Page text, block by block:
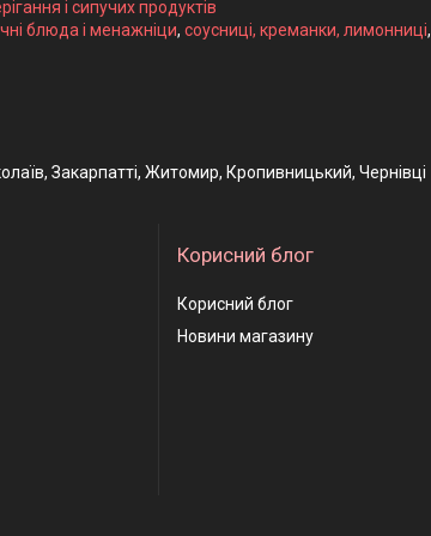
і сипучих продуктів
блюда і менажніци, соусниці, креманки, лимонниці,
Закарпатті, Житомир, Кропивницький, Чернівці
Корисний блог
Корисний блог
Новини магазину